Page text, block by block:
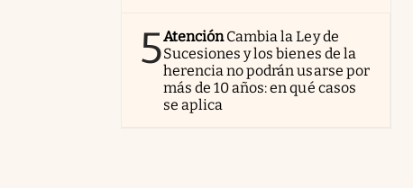
5AtenciónCambia la Ley de
Sucesiones y los bienes de la
herencia no podrán usarse por
más de 10 años: en qué casos
se aplica